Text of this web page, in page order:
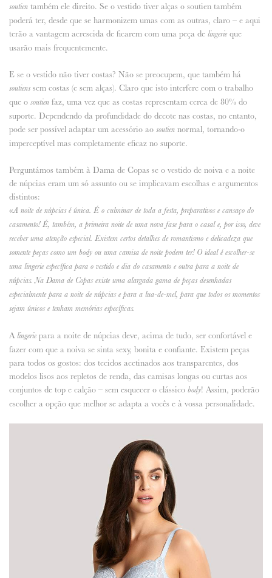
soutien também ele direito. Se o vestido tiver alças o soutien também
poderá ter, desde que se harmonizem umas com as outras, claro – e aqui
terão a vantagem acrescida de ficarem com uma peça de lingerie que
usarão mais frequentemente.
E se o vestido não tiver costas? Não se preocupem, que também há
soutienssem costas (e sem alças). Claro que isto interfere com o trabalho
que o soutien faz, uma vez que as costas representam cerca de 80% do
suporte. Dependendo da profundidade do decote nas costas, no entanto,
pode ser possível adaptar um acessório ao soutien normal, tornando-o
imperceptível mas completamente eficaz no suporte.
Perguntámos também à Dama de Copas se o vestido de noiva e a noite
de núpcias eram um só assunto ou se implicavam escolhas e argumentos
distintos:
«A noite de núpcias é única. É o culminar de toda a festa, preparativos e cansaço do
casamento! É, também, a primeira noite de uma nova fase para o casal e, por isso, deve
receber uma atenção especial. Existem certos detalhes de romantismo e delicadeza que
somente peças como um body ou uma camisa de noite podem ter! O ideal é escolher-se
uma lingerie específica para o vestido e dia do casamento e outra para a noite de
núpcias. Na Dama de Copas existe uma alargada gama de peças desenhadas
especialmente para a noite de núpcias e para a lua-de-mel, para que todos os momentos
sejam únicos e tenham memórias específicas.
A lingerie para a noite de núpcias deve, acima de tudo, ser confortável e
fazer com que a noiva se sinta sexy, bonita e confiante. Existem peças
para todos os gostos: dos tecidos acetinados aos transparentes, dos
modelos lisos aos repletos de renda, das camisas longas ou curtas aos
conjuntos de top e calção – sem esquecer o clássico body! Assim, poderão
escolher a opção que melhor se adapta a vocês e à vossa personalidade.